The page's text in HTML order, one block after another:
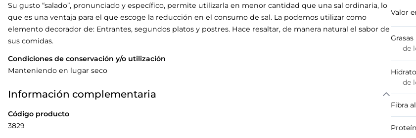
Su gusto “salado”, pronunciado y específico, permite utilizarla en menor cantidad que una sal ordinaria, lo
que es una ventaja para el que escoge la reducción en el consumo de sal. La podemos utilizar como
elemento decorador de: Entrantes, segundos platos y postres. Hace resaltar, de manera natural el sabor de
sus comidas.
Condiciones de conservación y/o utilización
Manteniendo en lugar seco
Información complementaria
Código producto
3829
Valor
Grasas
de
de
Fibra